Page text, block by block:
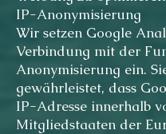
IP-Anonymisierung
Wir setzen Google
Verbindung mit der
Anonymisierung ein.
gewährleistet, dass
IP-Adresse innerhalb
Mitgliedstaaten der